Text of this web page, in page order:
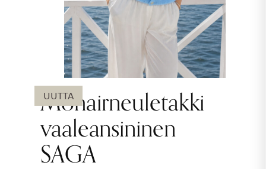
UUTTA
Mohairneuletakki
vaaleansininen
SAGA